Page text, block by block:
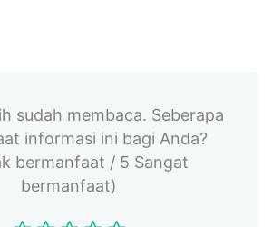
sudah membaca. Seberapa
informasi ini bagi Anda?
bermanfaat / 5 Sangat
bermanfaat)